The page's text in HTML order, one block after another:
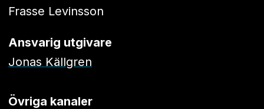
Frasse Levinsson
Ansvarig utgivare
Jonas Källgren
Övriga kanaler